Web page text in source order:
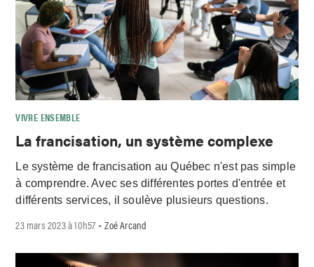
VIVRE ENSEMBLE
La francisation, un système complexe
Le système de francisation au Québec n'est pas simple
à comprendre. Avec ses différentes portes d'entrée et
différents services, il soulève plusieurs questions.
23 mars 2023 à 10h57 -Zoé Arcand